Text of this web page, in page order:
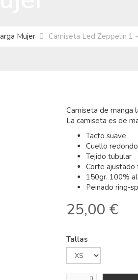
Mujer Camiseta Led Zeppelin 1
Camiseta de manga
La camiseta es de
Tacto suave
Cuello
Tejido tubular
Corte ajustado
150gr. 100%
Peinado ring-
25,00 €
Tallas